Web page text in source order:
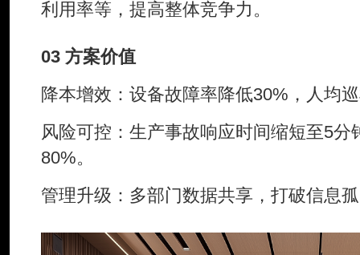
利用率等，提高整体竞争力。
03 方案价值
降本增效：设备故障率降低30%，人均
风险可控：生产事故响应时间缩短至5
80%。
管理升级：多部门数据共享，打破信息